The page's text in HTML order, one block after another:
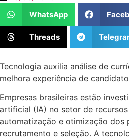
WhatsApp
Threads
Tecnologia auxilia análise de
melhora experiência de
Empresas brasileiras estão
artificial (IA) no setor de
automatização e otimização dos
recrutamento e seleção. A